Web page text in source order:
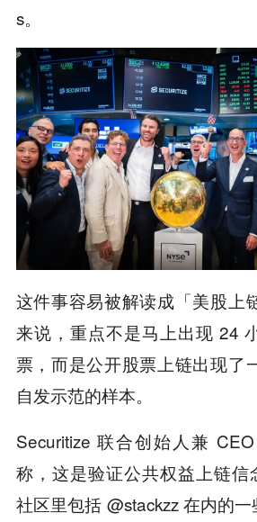
s。
这件事容易被解读成「美股上
来说，重点不是马上出现 24
票，而是公开股票上链出现了
自发示范的样本。
Securitize 联合创始人兼
称，这是验证公共权益上链信
社区里包括 @stackzz 在内的